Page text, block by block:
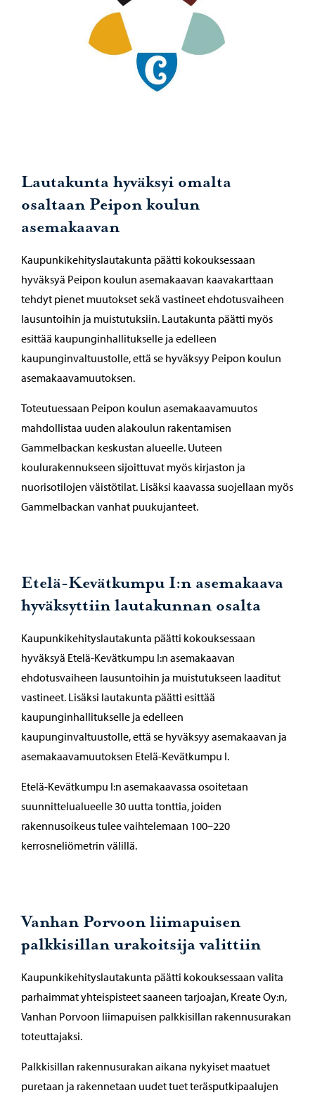
Lautakunta hyväksyi omalta
osaltaan Peipon koulun
asemakaavan
Kaupunkikehityslautakunta päätti kokouksessaan
hyväksyä Peipon koulun asemakaavan kaavakarttaan
tehdyt pienet muutokset sekä vastineet ehdotusvaiheen
lausuntoihin ja muistutuksiin. Lautakunta päätti myös
esittää kaupunginhallitukselle ja edelleen
kaupunginvaltuustolle, että se hyväksyy Peipon koulun
asemakaavamuutoksen.
Toteutuessaan Peipon koulun asemakaavamuutos
mahdollistaa uuden alakoulun rakentamisen
Gammelbackan keskustan alueelle. Uuteen
koulurakennukseen sijoittuvat myös kirjaston ja
nuorisotilojen väistötilat. Lisäksi kaavassa suojellaan myös
Gammelbackan vanhat puukujanteet.
Etelä-Kevätkumpu I:n asemakaava
hyväksyttiin lautakunnan osalta
Kaupunkikehityslautakunta päätti kokouksessaan
hyväksyä Etelä-Kevätkumpu I:n asemakaavan
ehdotusvaiheen lausuntoihin ja muistutukseen laaditut
vastineet. Lisäksi lautakunta päätti esittää
kaupunginhallitukselle ja edelleen
kaupunginvaltuustolle, että se hyväksyy asemakaavan ja
asemakaavamuutoksen Etelä-Kevätkumpu I.
Etelä-Kevätkumpu I:n asemakaavassa osoitetaan
suunnittelualueelle 30 uutta tonttia, joiden
rakennusoikeus tulee vaihtelemaan 100–220
kerrosneliömetrin välillä.
Vanhan Porvoon liimapuisen
palkkisillan urakoitsija valittiin
Kaupunkikehityslautakunta päätti kokouksessaan valita
parhaimmat yhteispisteet saaneen tarjoajan, Kreate Oy:n,
Vanhan Porvoon liimapuisen palkkisillan rakennusurakan
toteuttajaksi.
Palkkisillan rakennusurakan aikana nykyiset maatuet
puretaan ja rakennetaan uudet tuet teräsputkipaalujen